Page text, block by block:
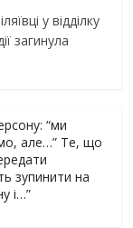
у відділку
загинула
“ми
але…” Те, що
зупинити на
і…”